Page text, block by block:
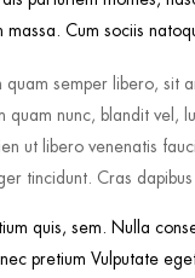
massa. Cum sociis
quam semper libero, sit
quam nunc, blandit vel,
ut libero venenatis
tincidunt. Cras
quis, sem. Nulla
pretium Vulputate